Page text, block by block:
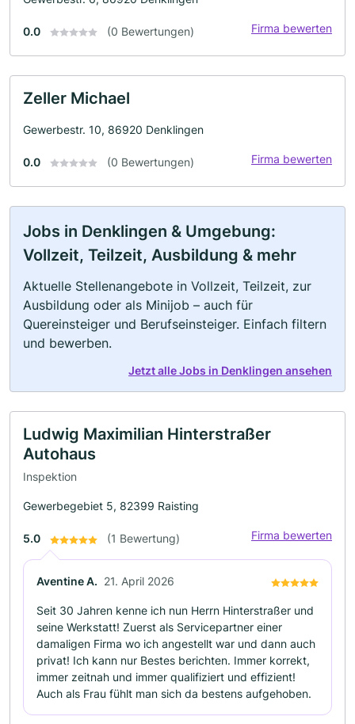
0.0 (0 Bewertungen) Firma bewerten
Zeller Michael
Gewerbestr. 10, 86920 Denklingen
0.0 (0 Bewertungen) Firma bewerten
Jobs in Denklingen & Umgebung:
Vollzeit, Teilzeit, Ausbildung & mehr
Aktuelle Stellenangebote in Vollzeit, Teilzeit, zur
Ausbildung oder als Minijob – auch für
Quereinsteiger und Berufseinsteiger. Einfach filtern
und bewerben.
Jetzt alle Jobs in Denklingen ansehen
Ludwig Maximilian Hinterstraßer
Autohaus
Inspektion
Gewerbegebiet 5, 82399 Raisting
5.0 (1 Bewertung) Firma bewerten
Aventine A. 21. April 2026
Seit 30 Jahren kenne ich nun Herrn Hinterstraßer und
seine Werkstatt! Zuerst als Servicepartner einer
damaligen Firma wo ich angestellt war und dann auch
privat! Ich kann nur Bestes berichten. Immer korrekt,
immer zeitnah und immer qualifiziert und effizient!
Auch als Frau fühlt man sich da bestens aufgehoben.